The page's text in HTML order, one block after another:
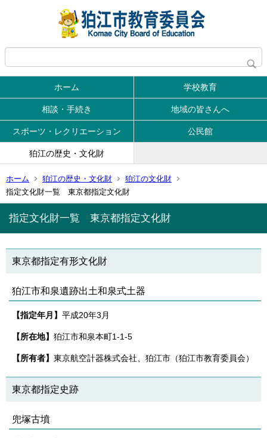
ホーム 学校教育
相談・手続き 地域の皆さんへ
スポーツ・レクリエーション 公民館
狛江の歴史・文化財
ホーム 狛江の歴史・文化財
狛江の文化財
指定文化財一覧 東京都指定文化財
指定文化財一覧 東京都指定文化財
東京都指定有形文化財
狛江市和泉遺跡出土和泉式土器
【指定年月】 平成20年3月
【所在地】 狛江市和泉本町1-1-5
【所有者】 東京航空計器株式会社、狛江市（狛江市教育委員会）
東京都指定史跡
兜塚古墳